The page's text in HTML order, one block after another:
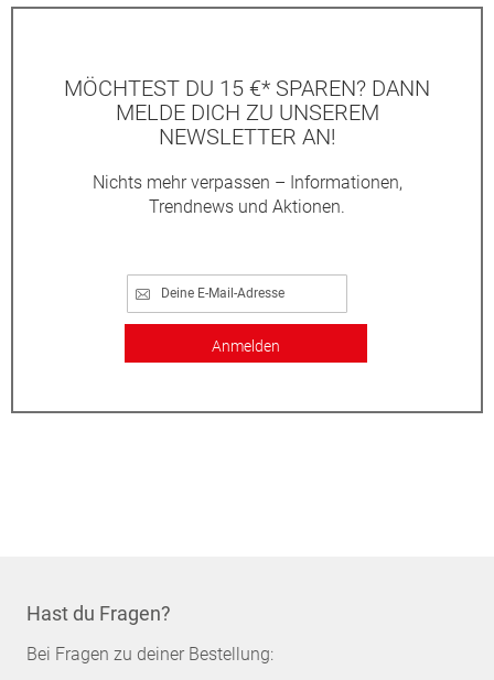
MÖCHTEST DU 15 €* SPAREN? DANN
MELDE DICH ZU UNSEREM
NEWSLETTER AN!
Nichts mehr verpassen – Informationen,
Trendnews und Aktionen.
Anmelden
Hast du Fragen?
Bei Fragen zu deiner Bestellung: